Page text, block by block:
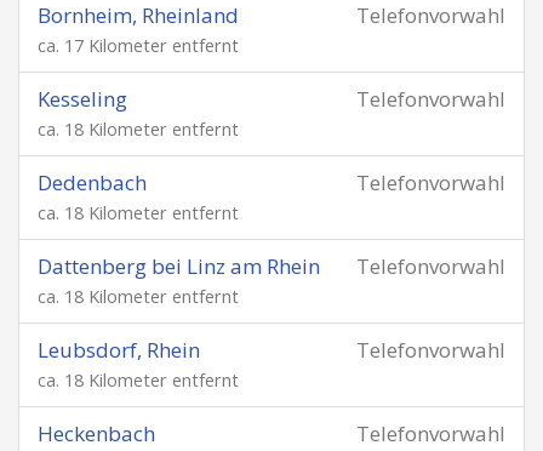
Telefonvorwahl
Bornheim, Rheinland
ca. 17 Kilometer entfernt
Telefonvorwahl
Kesseling
ca. 18 Kilometer entfernt
Telefonvorwahl
Dedenbach
ca. 18 Kilometer entfernt
Telefonvorwahl
Dattenberg bei Linz am Rhein
ca. 18 Kilometer entfernt
Telefonvorwahl
Leubsdorf, Rhein
ca. 18 Kilometer entfernt
Telefonvorwahl
Heckenbach